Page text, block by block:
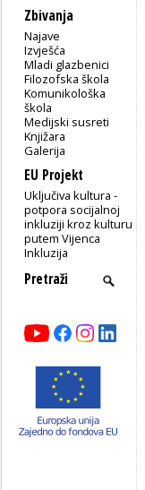
Zbivanja
Najave
Izvješća
Mladi glazbenici
Filozofska škola
Komunikološka
škola
Medijski susreti
Knjižara
Galerija
EU Projekt
Uključiva kultura -
potpora socijalnoj
inkluziji kroz kulturu
putem Vijenca
Inkluzija